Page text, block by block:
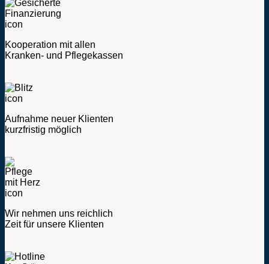
Kooperation mit allen
Kranken- und Pflegekassen
Aufnahme neuer Klienten
kurzfristig möglich
Wir nehmen uns reichlich
Zeit für unsere Klienten